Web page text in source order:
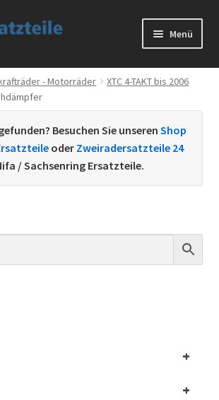
Menü
- Motorräder
XTC 4-TAKT bis 2006
Besuchen Sie unseren Shop
oder Zweiradersatzteile 24
/ Sachsenring Ersatzteile.
+
+